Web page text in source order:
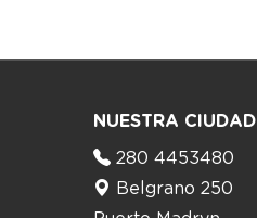
NUESTRA CIUDAD
280 4453480
Belgrano 250